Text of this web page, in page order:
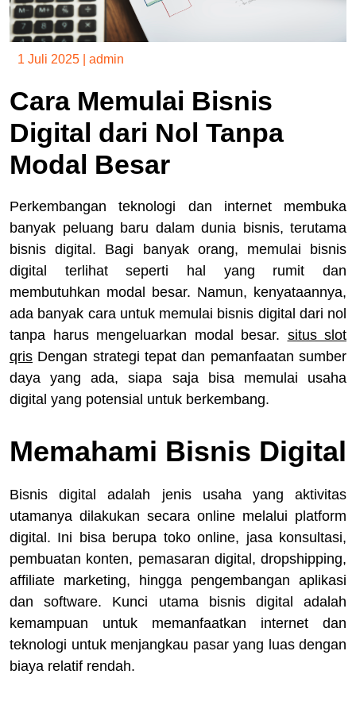
1 Juli 2025 admin
Cara Memulai Bisnis
Digital dari Nol Tanpa
Modal Besar
Perkembangan teknologi dan internet membuka
banyak peluang baru dalam dunia bisnis, terutama
bisnis digital. Bagi banyak orang, memulai bisnis
digital terlihat seperti hal yang rumit dan
membutuhkan modal besar. Namun, kenyataannya,
ada banyak cara untuk memulai bisnis digital dari nol
tanpa harus mengeluarkan modal besar. situs slot
qris Dengan strategi tepat dan pemanfaatan sumber
daya yang ada, siapa saja bisa memulai usaha
digital yang potensial untuk berkembang.
Memahami Bisnis Digital
Bisnis digital adalah jenis usaha yang aktivitas
utamanya dilakukan secara online melalui platform
digital. Ini bisa berupa toko online, jasa konsultasi,
pembuatan konten, pemasaran digital, dropshipping,
affiliate marketing, hingga pengembangan aplikasi
dan software. Kunci utama bisnis digital adalah
kemampuan untuk memanfaatkan internet dan
teknologi untuk menjangkau pasar yang luas dengan
biaya relatif rendah.